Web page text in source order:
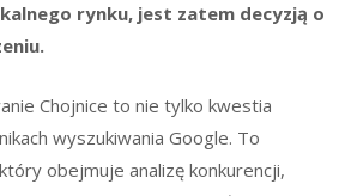
rynku, jest zatem decyzją o
Chojnice to nie tylko kwestia
wyszukiwania Google. To
obejmuje analizę konkurencji,